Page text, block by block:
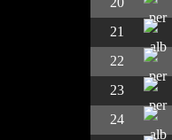
21
22
23
24